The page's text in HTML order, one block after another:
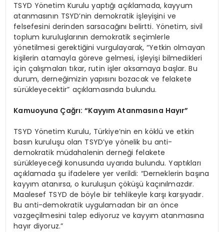
TSYD Yönetim Kurulu yaptığı açıklamada, kayyum
atanmasının TSYD’nin demokratik işleyişini ve
felsefesini derinden sarsacağını belirtti. Yönetim, sivil
toplum kuruluşlarının demokratik seçimlerle
yönetilmesi gerektiğini vurgulayarak, “Yetkin olmayan
kişilerin atamayla göreve gelmesi, işleyişi bilmedikleri
için çalışmaları tıkar, rutin işler aksamaya başlar. Bu
durum, derneğimizin yapısını bozacak ve felakete
sürükleyecektir” açıklamasında bulundu.
Kamuoyuna Çağrı: “Kayyım Atanmasına Hayır”
TSYD Yönetim Kurulu, Türkiye’nin en köklü ve etkin
basın kuruluşu olan TSYD’ye yönelik bu anti-
demokratik müdahalenin derneği felakete
sürükleyeceği konusunda uyarıda bulundu. Yaptıkları
açıklamada şu ifadelere yer verildi: “Derneklerin başına
kayyım atanırsa, o kuruluşun çöküşü kaçınılmazdır.
Maalesef TSYD de böyle bir tehlikeyle karşı karşıyadır.
Bu anti-demokratik uygulamadan bir an önce
vazgeçilmesini talep ediyoruz ve kayyım atanmasına
hayır diyoruz.”